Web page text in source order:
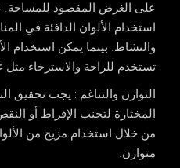
على الغرض المقصود للمساحة.
استخدام الألوان الدافئة في
والنشاط. بينما يمكن استخدام
تستخدم للراحة والاسترخاء
التوازن والتناغم : يجب تحقيق
المختارة لتجنب الإفراط أو
من خلال استخدام مزيج من
متوازن.